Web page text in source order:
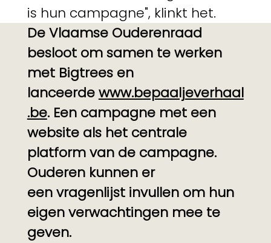
is hun campagne", klinkt het.
De Vlaamse Ouderenraad
besloot om samen te werken
met Bigtrees en
lanceerdewww.bepaaljeverhaal
.be. Een campagne met een
website als het centrale
platform van de campagne.
Ouderen kunnen er
een vragenlijst invullen om hun
eigen verwachtingen mee te
geven.